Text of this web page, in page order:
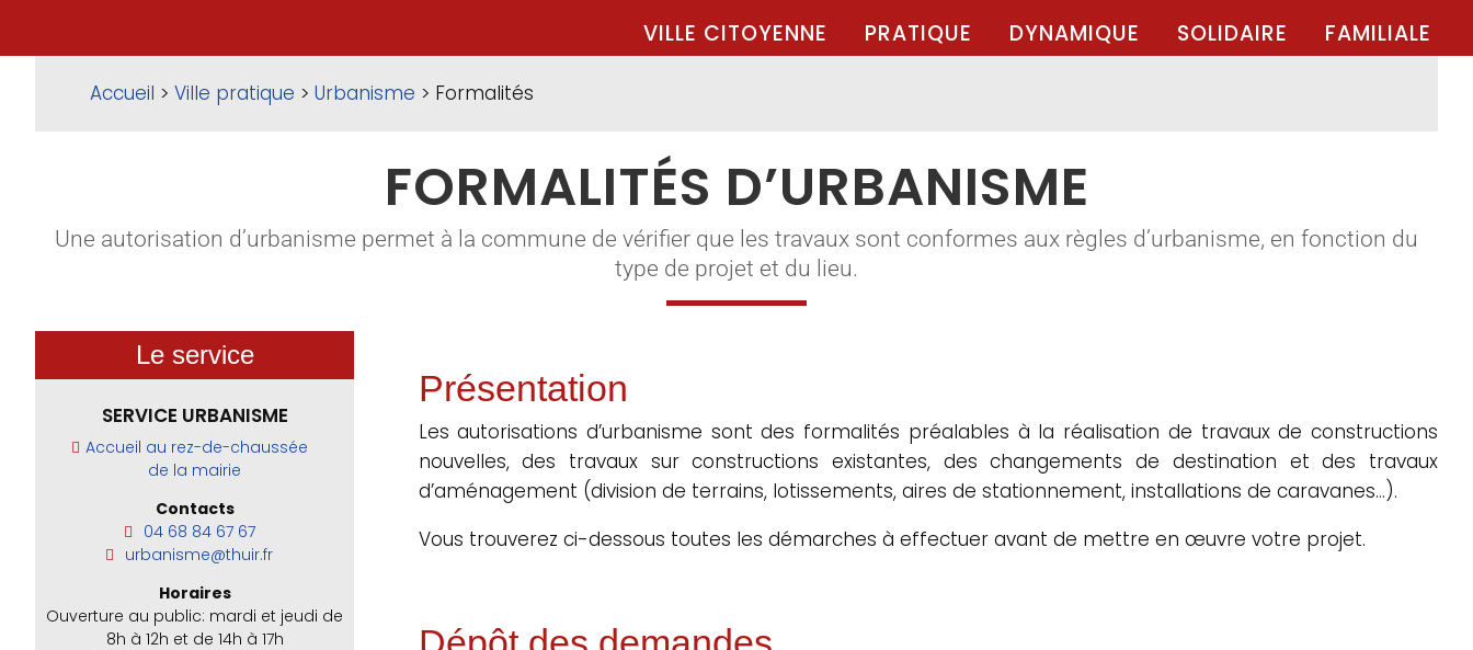
VILLE CITOYENNE PRATIQUE DYNAMIQUE SOLIDAIRE FAMILIALE
Accueil > Ville pratique > Urbanisme > Formalités
FORMALITÉS D’URBANISME
Une autorisation d’urbanisme permet à la commune de vérifier que les travaux sont conformes aux règles d’urbanisme, en fonction du
type de projet et du lieu.
Le service
SERVICE URBANISME
Accueil au rez-de-chaussée
de la mairie
Contacts
04 68 84 67 67
urbanisme@thuir.fr
Horaires
Ouverture au public: mardi et jeudi de
8h à 12h et de 14h à 17h
Présentation
Les autorisations d’urbanisme sont des formalités préalables à la réalisation de travaux de constructions
nouvelles, des travaux sur constructions existantes, des changements de destination et des travaux
d’aménagement (division de terrains, lotissements, aires de stationnement, installations de caravanes…).
Vous trouverez ci-dessous toutes les démarches à effectuer avant de mettre en œuvre votre projet.